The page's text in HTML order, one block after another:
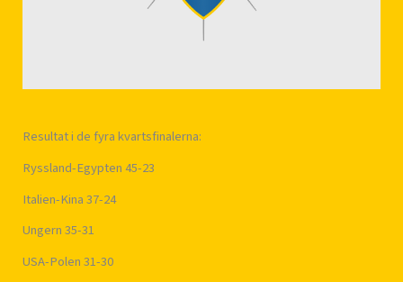
Resultat i de fyra kvartsfinalerna:
Ryssland-Egypten 45-23
Italien-Kina 37-24
Ungern 35-31
USA-Polen 31-30